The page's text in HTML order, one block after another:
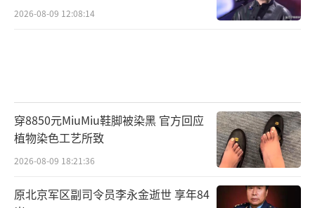
高显文个人的坚持，像水波一样扩散开
来。村里为烈士墓做了一件更具体的事：在规
划耕地时，全村一致同意，永久预留出一条通
往墓区的小路。村民下地干活时，还会顺手垫
平路上的坑洼。
2026-08-09 12:08:14
穿8850元MiuMiu鞋脚被染黑 官方回应
植物染色工艺所致
2026-08-09 18:21:36
原北京军区副司令员李永金逝世 享年84